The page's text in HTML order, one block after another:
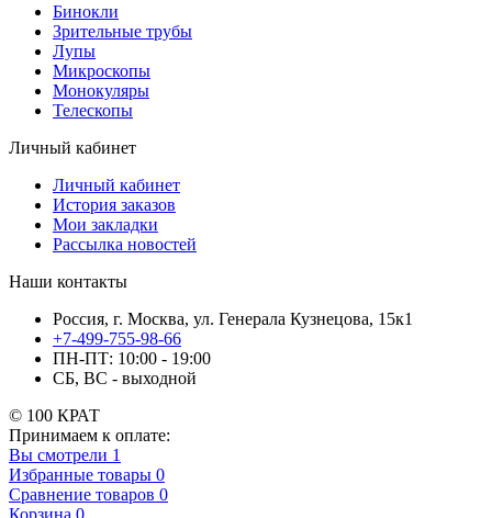
Бинокли
Зрительные трубы
Лупы
Микроскопы
Монокуляры
Телескопы
Личный кабинет
Личный кабинет
История заказов
Мои закладки
Рассылка новостей
Наши контакты
Россия, г. Москва, ул. Генерала Кузнецова, 15к1
+7-499-755-98-66
ПН-ПТ: 10:00 - 19:00
СБ, ВС - выходной
© 100 КРАТ
Принимаем к оплате:
Вы смотрели 1
Избранные товары 0
Сравнение товаров 0
Корзина 0